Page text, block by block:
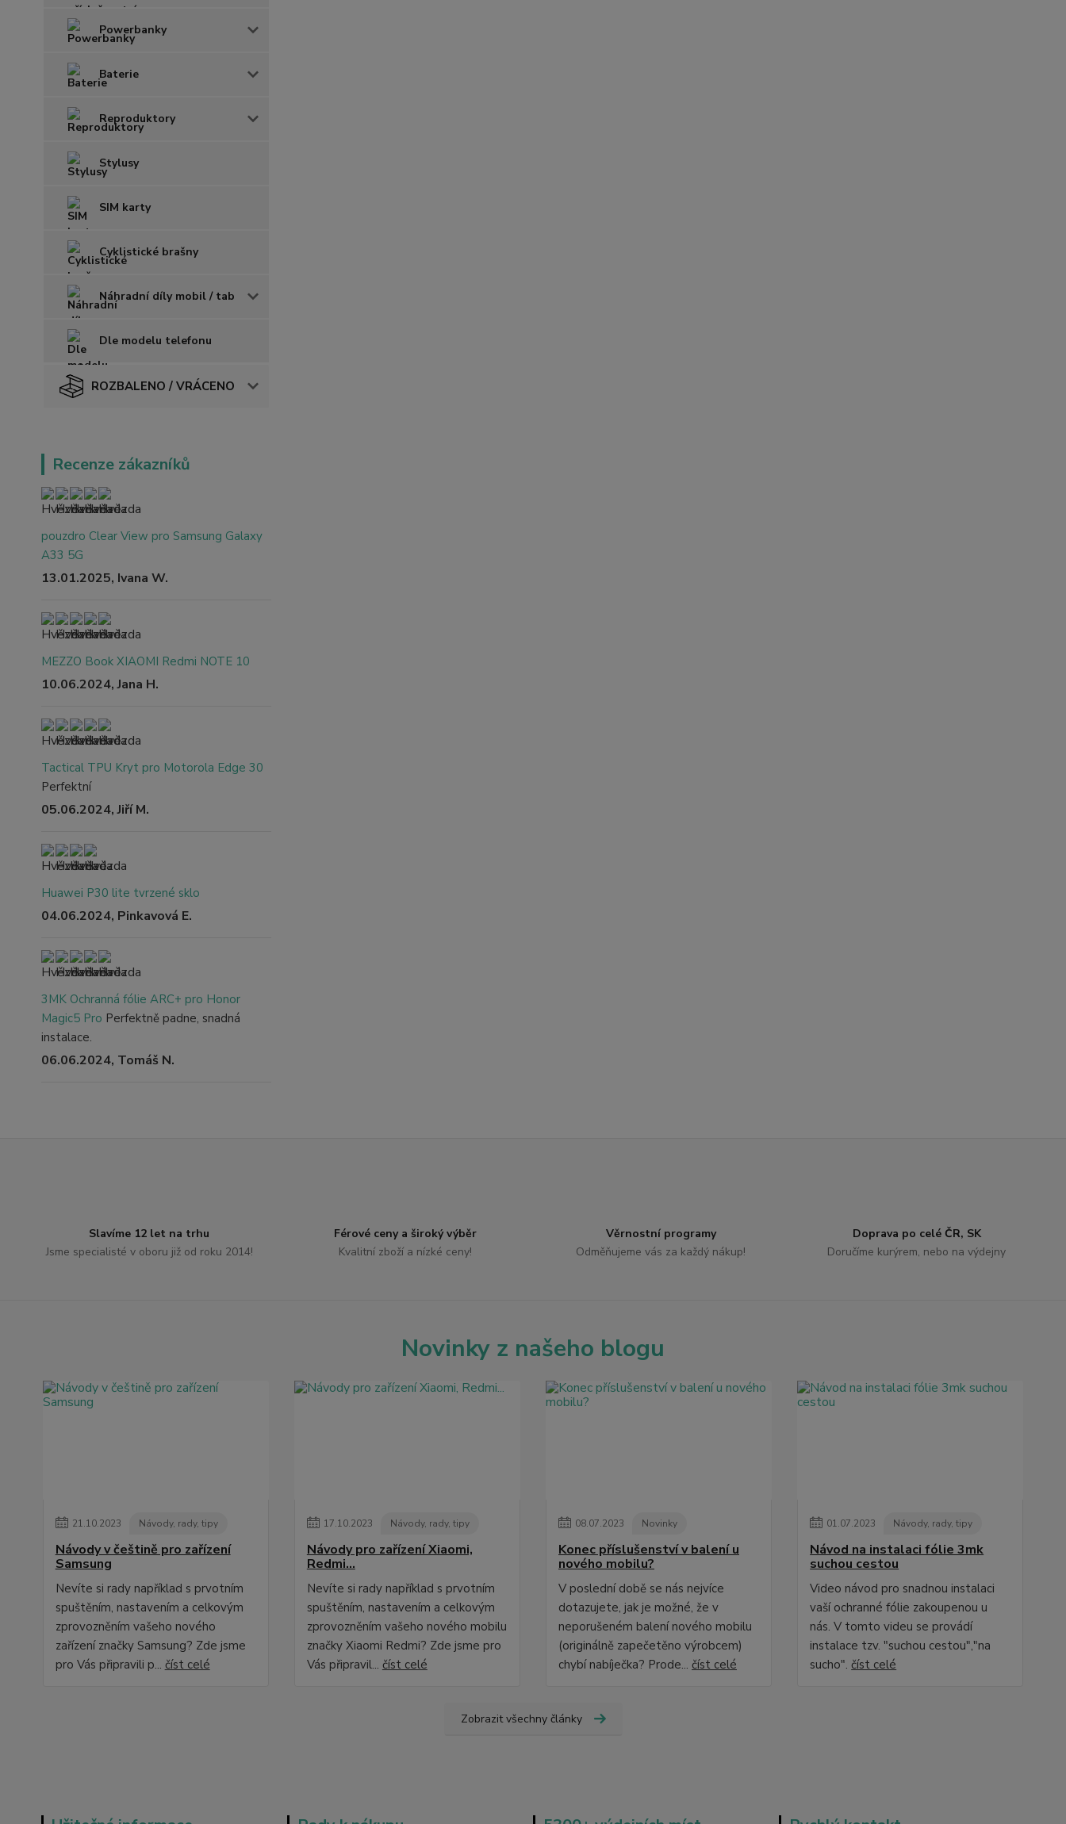
Powerbanky
Baterie
Reproduktory
Stylusy
SIM karty
Cyklistické brašny
Náhradní díly mobil / tab
Dle modelu telefonu
ROZBALENO / VRÁCENO
Recenze zákazníků
pouzdro Clear View pro Samsung Galaxy
A33 5G
13.01.2025, Ivana W.
MEZZO Book XIAOMI Redmi NOTE 10
10.06.2024, Jana H.
Tactical TPU Kryt pro Motorola Edge 30
Perfektní
05.06.2024, Jiří M.
Huawei P30 lite tvrzené sklo
04.06.2024, Pinkavová E.
3MK Ochranná fólie ARC+ pro Honor
Magic5 Pro Perfektně padne, snadná
instalace.
06.06.2024, Tomáš N.
Slavíme 12 let na trhu
Jsme specialisté v oboru již od roku 2014!
Férové ceny a široký výběr
Kvalitní zboží a nízké ceny!
Věrnostní programy
Odměňujeme vás za každý nákup!
Doprava po celé ČR, SK
Doručíme kurýrem, nebo na výdejny
Novinky z našeho blogu
21.10.2023 Návody, rady, tipy
Návody v češtině pro zařízení
Samsung
Nevíte si rady například s prvotním
spuštěním, nastavením a celkovým
zprovozněním vašeho nového
zařízení značky Samsung? Zde jsme
pro Vás připravili p... číst celé
17.10.2023 Návody, rady, tipy
Návody pro zařízení Xiaomi,
Redmi...
Nevíte si rady například s prvotním
spuštěním, nastavením a celkovým
zprovozněním vašeho nového mobilu
značky Xiaomi Redmi? Zde jsme pro
Vás připravil... číst celé
08.07.2023 Novinky
Konec příslušenství v balení u
nového mobilu?
V poslední době se nás nejvíce
dotazujete, jak je možné, že v
neporušeném balení nového mobilu
(originálně zapečetěno výrobcem)
chybí nabíječka? Prode... číst celé
01.07.2023 Návody, rady, tipy
Návod na instalaci fólie 3mk
suchou cestou
Video návod pro snadnou instalaci
vaší ochranné fólie zakoupenou u
nás. V tomto videu se provádí
instalace tzv. "suchou cestou","na
sucho".číst celé
Zobrazit všechny články